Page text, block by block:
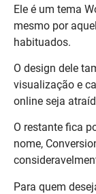
Ele é um tema
mesmo por
habituados.
O design dele
visualização e
online seja
O restante fica
nome,
Para quem